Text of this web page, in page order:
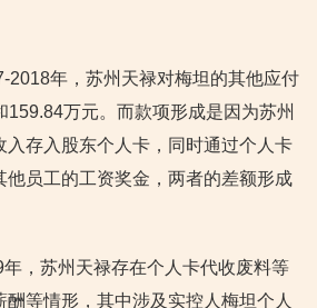
2018年，苏州天禄对梅坦的其他应付
159.84万元。而款项形成是因为苏州
入存入股东个人卡，同时通过个人卡
他员工的工资奖金，两者的差额形成
年，苏州天禄存在个人卡代收废料等
等情形，其中涉及实控人梅坦个人